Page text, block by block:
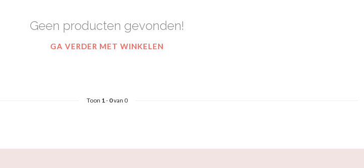
Geen producten gevonden!
GA VERDER MET WINKELEN
Toon 1- 0van 0